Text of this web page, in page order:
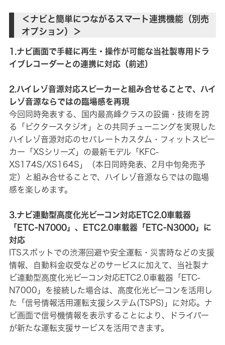
＜ナビと簡単につながるスマート連携機能（別売
オプション）＞
1.ナビ画面で手軽に再生・操作が可能な当社製専用ドラ
イブレコーダーとの連携に対応（前述）
2.ハイレゾ音源対応スピーカーと組み合せることで、ハイ
レゾ音源ならではの臨場感を再現
今回同時発表する、国内最高峰クラスの設備・技術を誇
る「ビクタースタジオ」との共同チューニングを実現した
ハイレゾ音源対応のセパレートカスタム・フィットスピー
カー「XSシリーズ」の最新モデル「KFC-
XS174S/XS164S」（本日同時発表、2月中旬発売予
定）と組み合せることで、ハイレゾ音源ならではの臨場
感を楽しめます。
3.ナビ連動型高度化光ビーコン対応ETC2.0車載器
「ETC-N7000」、ETC2.0車載器「ETC-N3000」に
対応
ITSスポットでの渋滞回避や安全運転・災害時などの支援
情報、自動料金収受などのサービスに加えて、当社製ナ
ビ連動型高度化光ビーコン対応ETC2.0車載器「ETC-
N7000」を接続した場合は、高度化光ビーコンを活用し
た「信号情報活用運転支援システム(TSPS)」に対応。ナ
ビ画面で信号機情報を表示することにより、ドライバー
が新たな運転支援サービスを活用できます。